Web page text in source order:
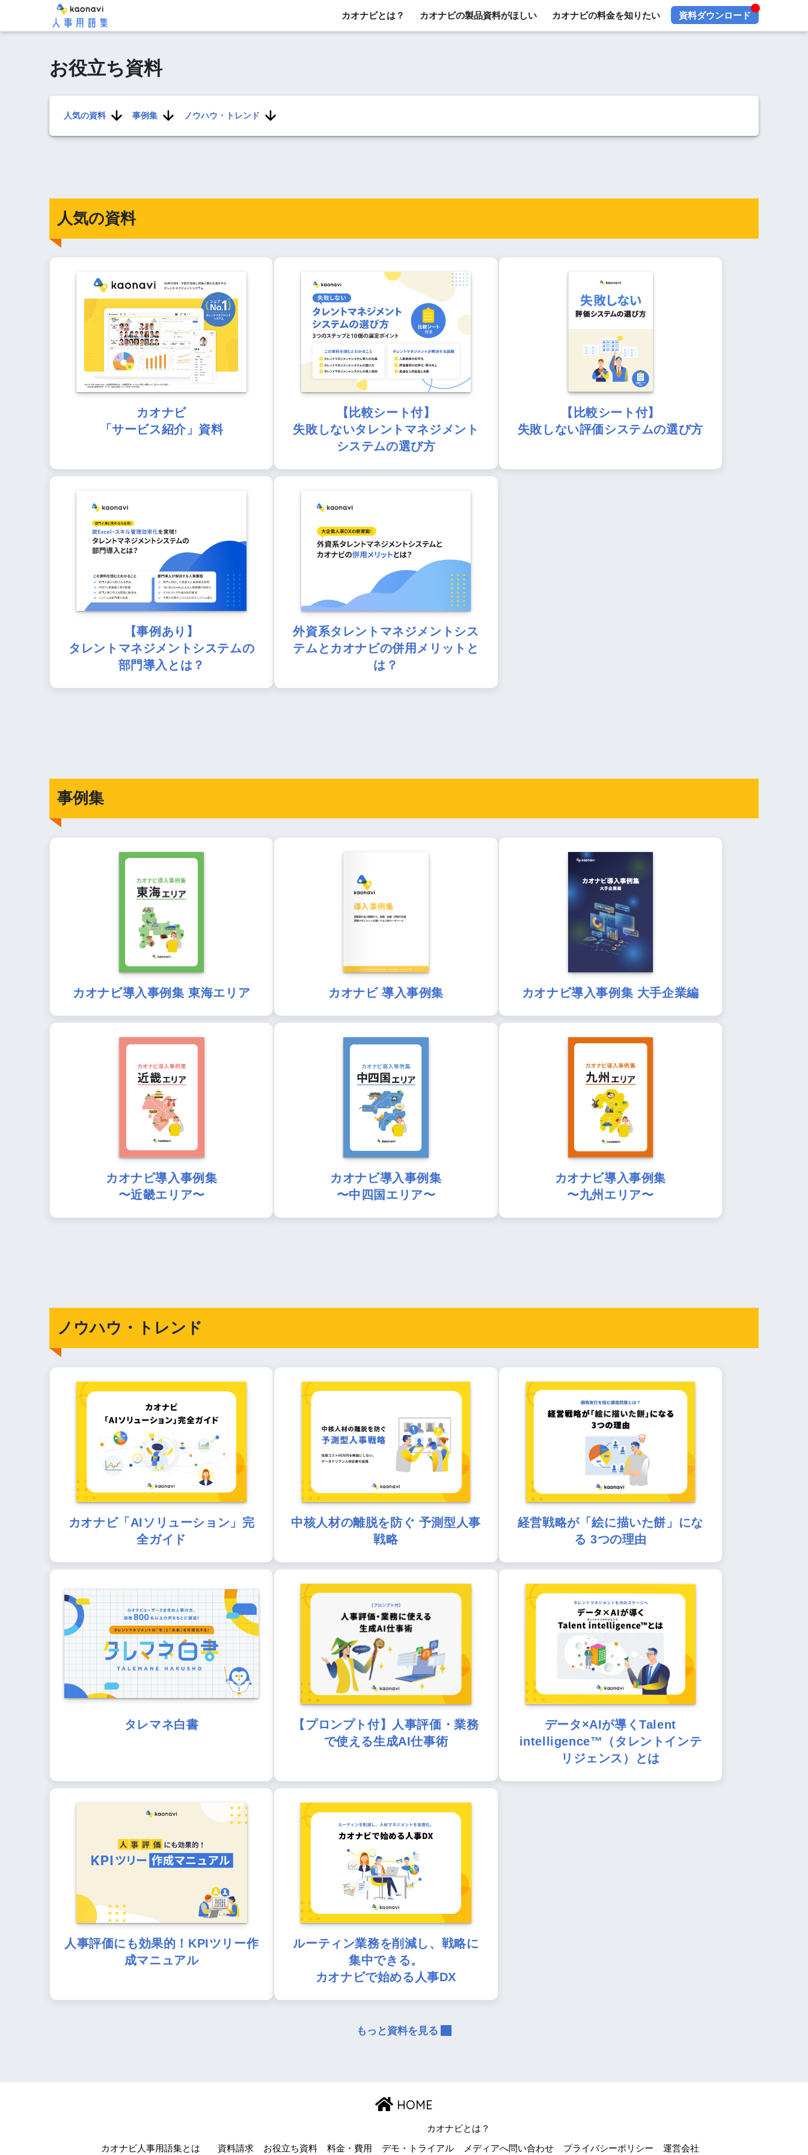
カオナビとは？ カオナビの製品資料がほしい カオナビの料金を知りたい 資料ダウンロード
お役立ち資料
人気の資料 事例集 ノウハウ・トレンド
人気の資料
カオナビ
「サービス紹介」資料
【比較シート付】
失敗しないタレントマネジメント
システムの選び方
【比較シート付】
失敗しない評価システムの選び方
【事例あり】
タレントマネジメントシステムの
部門導入とは？
外資系タレントマネジメントシス
テムとカオナビの併用メリットと
は？
事例集
カオナビ導入事例集 東海エリア カオナビ 導入事例集 カオナビ導入事例集 大手企業編
カオナビ導入事例集
〜近畿エリア〜
カオナビ導入事例集
〜中四国エリア〜
カオナビ導入事例集
〜九州エリア〜
ノウハウ・トレンド
カオナビ「AIソリューション」完
全ガイド
中核人材の離脱を防ぐ 予測型人事
戦略
経営戦略が「絵に描いた餅」にな
る 3つの理由
タレマネ白書
【プロンプト付】人事評価・業務
で使える生成AI仕事術
データ×AIが導くTalent
intelligence™（タレントインテ
リジェンス）とは
人事評価にも効果的！KPIツリー作
成マニュアル
ルーティン業務を削減し、戦略に
集中できる。
カオナビで始める人事DX
もっと資料を見る
HOME
カオナビ人事用語集とは
カオナビとは？
資料請求 お役立ち資料 料金・費用 デモ・トライアル メディアへ問い合わせ プライバシーポリシー 運営会社